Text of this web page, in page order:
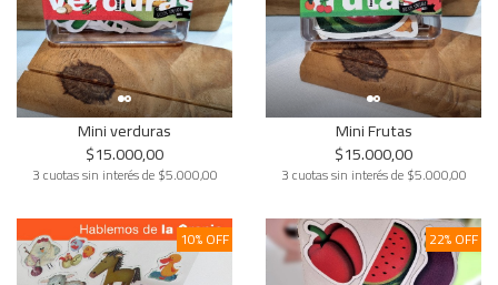
Mini verduras
$15.000,00
3 cuotas sin interés de $5.000,00
Mini Frutas
$15.000,00
3 cuotas sin interés de $5.000,00
10% OFF 22% OFF